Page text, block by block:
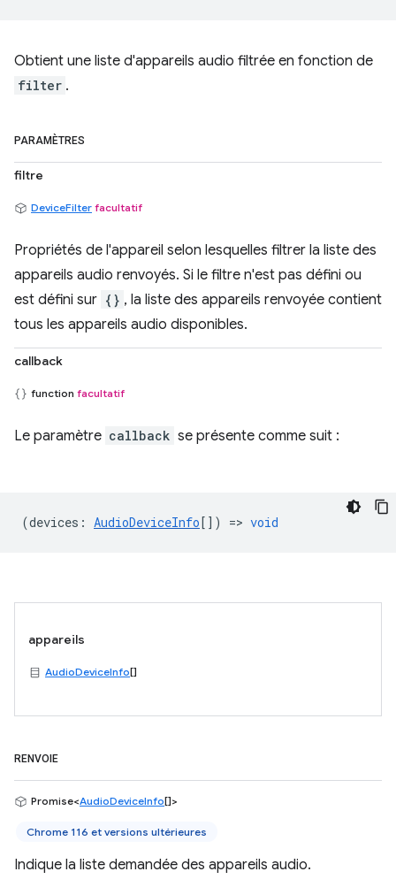
Obtient une liste d'appareils audio filtrée en fonction de
filter .
PARAMÈTRES
filtre
DeviceFilter facultatif
Propriétés de l'appareil selon lesquelles filtrer la liste des
appareils audio renvoyés. Si le filtre n'est pas défini ou
est défini sur {} , la liste des appareils renvoyée contient
tous les appareils audio disponibles.
callback
function facultatif
Le paramètre callback se présente comme suit :
(devices : AudioDeviceInfo[]) => void
appareils
AudioDeviceInfo[]
RENVOIE
Promise<AudioDeviceInfo[]>
Chrome 116 et versions ultérieures
Indique la liste demandée des appareils audio.